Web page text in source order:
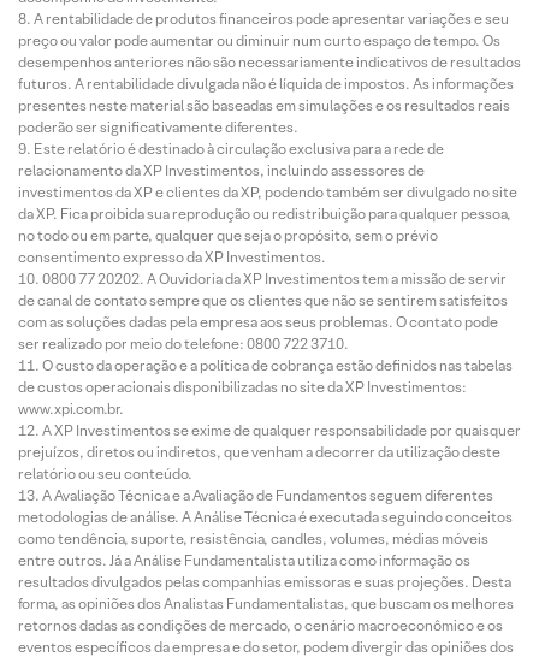
A rentabilidade de produtos financeiros pode apresentar variações e seu
preço ou valor pode aumentar ou diminuir num curto espaço de tempo. Os
desempenhos anteriores não são necessariamente indicativos de resultados
futuros. A rentabilidade divulgada não é líquida de impostos. As informações
presentes neste material são baseadas em simulações e os resultados reais
poderão ser significativamente diferentes.
Este relatório é destinado à circulação exclusiva para a rede de
relacionamento da XP Investimentos, incluindo assessores de
investimentos da XP e clientes da XP, podendo também ser divulgado no site
da XP. Fica proibida sua reprodução ou redistribuição para qualquer pessoa,
no todo ou em parte, qualquer que seja o propósito, sem o prévio
consentimento expresso da XP Investimentos.
0800 77 20202. A Ouvidoria da XP Investimentos tem a missão de servir
de canal de contato sempre que os clientes que não se sentirem satisfeitos
com as soluções dadas pela empresa aos seus problemas. O contato pode
ser realizado por meio do telefone: 0800 722 3710.
O custo da operação e a política de cobrança estão definidos nas tabelas
de custos operacionais disponibilizadas no site da XP Investimentos:
www.xpi.com.br.
A XP Investimentos se exime de qualquer responsabilidade por quaisquer
prejuízos, diretos ou indiretos, que venham a decorrer da utilização deste
relatório ou seu conteúdo.
A Avaliação Técnica e a Avaliação de Fundamentos seguem diferentes
metodologias de análise. A Análise Técnica é executada seguindo conceitos
como tendência, suporte, resistência, candles, volumes, médias móveis
entre outros. Já a Análise Fundamentalista utiliza como informação os
resultados divulgados pelas companhias emissoras e suas projeções. Desta
forma, as opiniões dos Analistas Fundamentalistas, que buscam os melhores
retornos dadas as condições de mercado, o cenário macroeconômico e os
eventos específicos da empresa e do setor, podem divergir das opiniões dos